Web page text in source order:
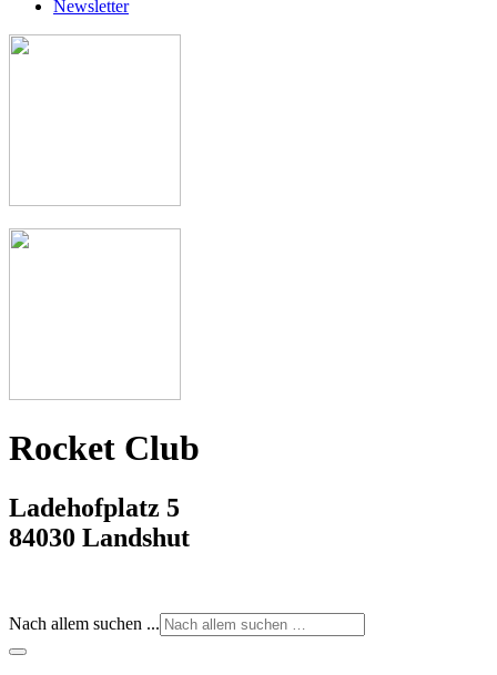
Newsletter
Rocket Club
Ladehofplatz 5
84030 Landshut
Nach allem suchen ...